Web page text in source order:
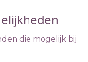
die mogelijk bij